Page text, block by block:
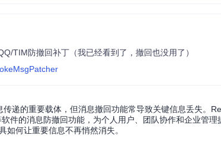
TIM防撤回补丁（我已经看到了，撤回也没用了）
递的重要载体，但消息撤回功能常导致关键信息丢失。
件的消息防撤回功能，为个人用户、团队协作和企业管理
何让重要信息不再悄然消失。